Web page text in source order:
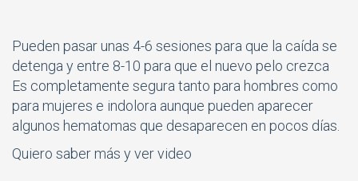
Pueden pasar unas 4-6 sesiones para que la caída se
detenga y entre 8-10 para que el nuevo pelo crezca
Es completamente segura tanto para hombres como
para mujeres e indolora aunque pueden aparecer
algunos hematomas que desaparecen en pocos días.
Quiero saber más y ver video